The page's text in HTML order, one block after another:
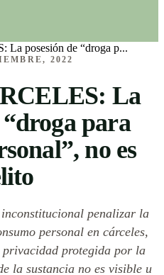
posesión de “droga p...
2022
La
“droga para
no es
penalizar la
personal en cárceles,
protegida por la
la sustancia no es visible u